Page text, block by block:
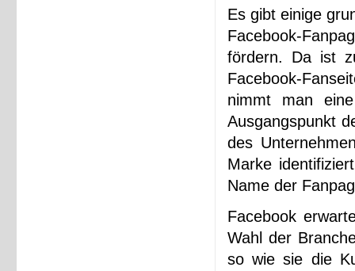
Es gibt einige
Facebook-
fördern. Da ist
Facebook-
nimmt man
Ausgangspunkt
des
Marke
Name der
Facebook
Wahl der
so wie sie die